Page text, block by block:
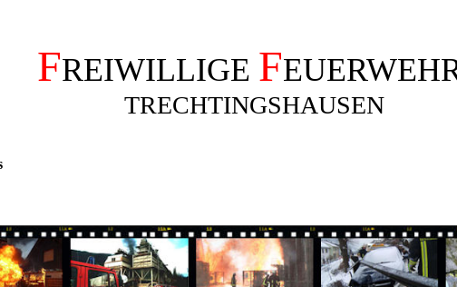
FREIWILLIGE F
TRECHTINGSHAUSEN